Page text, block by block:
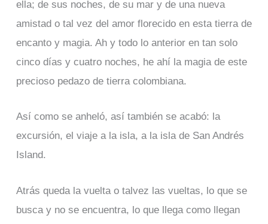
ella; de sus noches, de su mar y de una nueva
amistad o tal vez del amor florecido en esta tierra de
encanto y magia. Ah y todo lo anterior en tan solo
cinco días y cuatro noches, he ahí la magia de este
precioso pedazo de tierra colombiana.
Así como se anheló, así también se acabó: la
excursión, el viaje a la isla, a la isla de San Andrés
Island.
Atrás queda la vuelta o talvez las vueltas, lo que se
busca y no se encuentra, lo que llega como llegan